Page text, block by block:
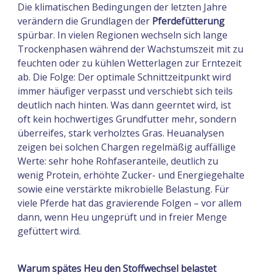
Die klimatischen Bedingungen der letzten Jahre
verändern die Grundlagen der Pferdefütterung
spürbar. In vielen Regionen wechseln sich lange
Trockenphasen während der Wachstumszeit mit zu
feuchten oder zu kühlen Wetterlagen zur Erntezeit
ab. Die Folge: Der optimale Schnittzeitpunkt wird
immer häufiger verpasst und verschiebt sich teils
deutlich nach hinten. Was dann geerntet wird, ist
oft kein hochwertiges Grundfutter mehr, sondern
überreifes, stark verholztes Gras. Heuanalysen
zeigen bei solchen Chargen regelmäßig auffällige
Werte: sehr hohe Rohfaseranteile, deutlich zu
wenig Protein, erhöhte Zucker- und Energiegehalte
sowie eine verstärkte mikrobielle Belastung. Für
viele Pferde hat das gravierende Folgen – vor allem
dann, wenn Heu ungeprüft und in freier Menge
gefüttert wird.
Warum spätes Heu den Stoffwechsel belastet